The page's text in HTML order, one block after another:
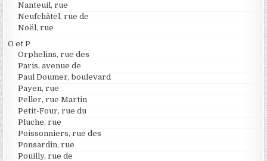
Nanteuil, rue
Neufchâtel, rue de
Noël, rue
O et P
Orphelins, rue des
Paris, avenue de
Paul Doumer, boulevard
Payen, rue
Peller, rue Martin
Petit-Four, rue du
Pluche, rue
Poissonniers, rue des
Ponsardin, rue
Pouilly, rue de